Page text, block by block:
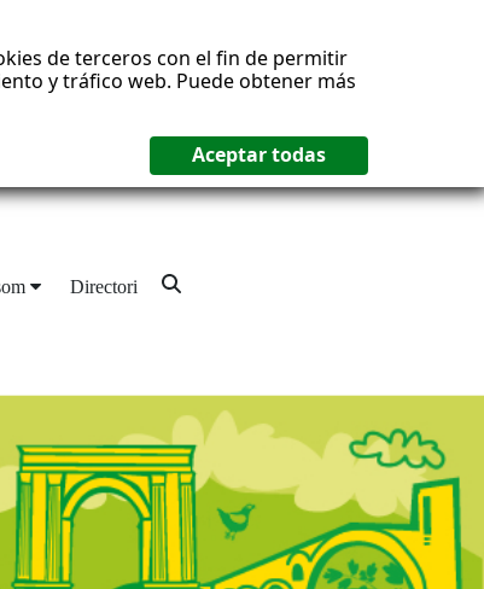
de terceros con el fin de permitir
y tráfico web. Puede obtener más
Directori